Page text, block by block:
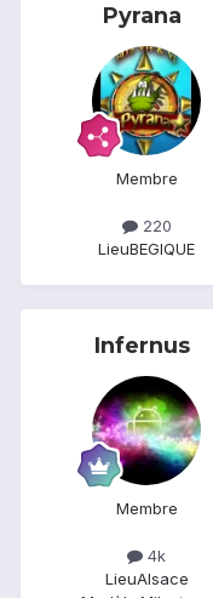
Pyrana
Membre
220
LieuBEGIQUE
Infernus
Membre
4k
LieuAlsace